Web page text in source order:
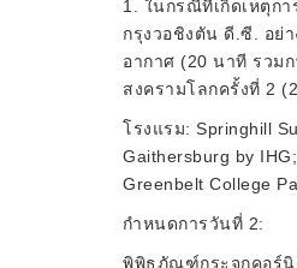
1. ในกรณีที่เกิดเหตุก
กรุงวอชิงตัน ดี.ซี. อย่
อากาศ (20 นาที รว
สงครามโลกครั้งที่ 2
โรงแรม: Springhill
Gaithersburg by
Greenbelt College
กำหนดการวันที่ 2:
พิพิธภัณฑ์กระจกคอร์นิ